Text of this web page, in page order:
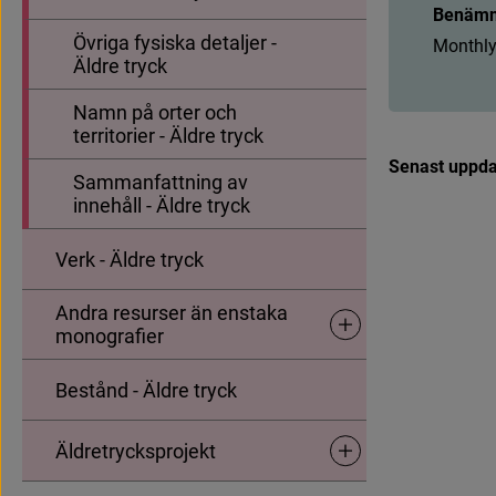
Övriga fysiska detaljer -
Äldre tryck
Namn på orter och
territorier - Äldre tryck
Sammanfattning av
innehåll - Äldre tryck
Verk - Äldre tryck
Andra resurser än enstaka
monografier
Undersidor för Andra
Bestånd - Äldre tryck
Äldretrycksprojekt Undersidor för
Monthly
Sidinfor
Senast